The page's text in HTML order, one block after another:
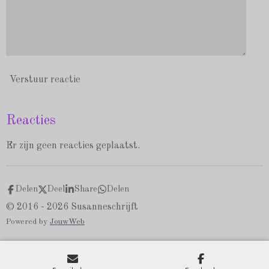
Verstuur reactie
Reacties
Er zijn geen reacties geplaatst.
Delen Deel Share Delen
© 2016 - 2026 Susanneschrijft
Powered by JouwWeb